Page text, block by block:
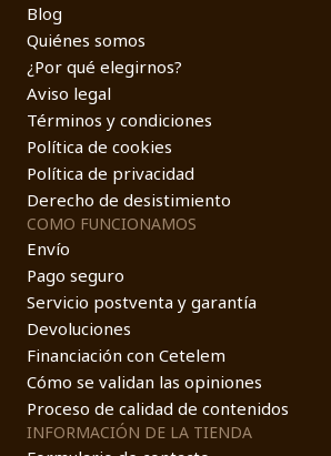
Blog
Quiénes somos
¿Por qué elegirnos?
Aviso legal
Términos y condiciones
Política de cookies
Política de privacidad
Derecho de desistimiento
COMO FUNCIONAMOS
Envío
Pago seguro
Servicio postventa y garantía
Devoluciones
Financiación con Cetelem
Cómo se validan las opiniones
Proceso de calidad de contenidos
INFORMACIÓN DE LA TIENDA